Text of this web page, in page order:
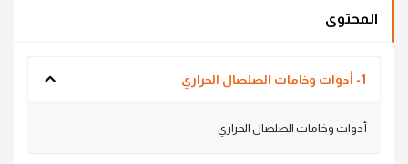
المحتوى
1- أدوات وخامات الصلصال الحراري
أدوات وخامات الصلصال الحراري